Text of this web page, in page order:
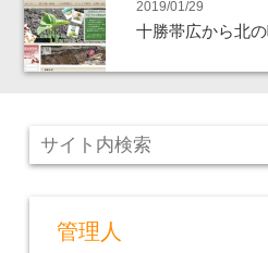
2019/01/29
十勝帯広から北
管理人